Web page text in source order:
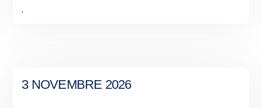
,
3 NOVEMBRE 2026